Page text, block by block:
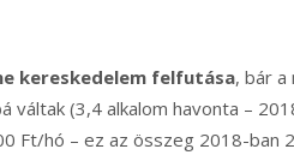
kereskedelem felfutása, bár a
váltak (3,4 alkalom havonta –
Ft/hó – ez az összeg 2018-ban